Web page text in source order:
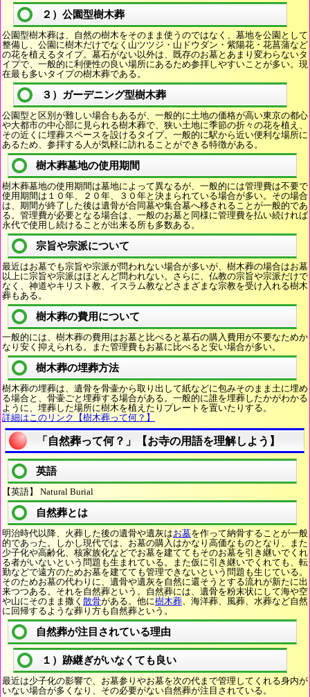
２）公園型樹木葬
公園型樹木葬は、自然の樹木をそのまま使うのではなく、墓地を公園として
整備し、公園に樹木だけでなく山ツツジ・山ドウダン・紫陽花・花菖蒲など
の花を植えるタイプ。墓石がない以外は、既存のお墓とあまり変わらないタ
イプで、一般的に利便性の良い場所にあるため参拝しやすいことが多い。現
在最も多いタイプの樹木葬である。
３）ガーデニング型樹木葬
公園型と区別が難しい場合もあるが、一般的に土地の価格が高い東京の都心
や大都市の中心部に見られる樹木葬で、狭い土地に季節の折々の花を植え、
その近くに埋葬スペースを設けるタイプ。一般的に駅から近い便利な場所に
あるため、参拝する人が気軽に訪れることができる特徴がある。
樹木葬墓地の使用期間
樹木葬墓地の使用期間は墓地によって異なるが、一般的には管理費は不要で
使用期間は１０年、２０年、３０年と決まられている場合が多い。その場合
は、期間が終了した後は遺骨が合同墓や集合墓へ移されることが一般的であ
る。管理費が必要となる場合は、一般のお墓と同様に管理費を払い続ければ
永代で使用し続けることが出来る所も多数ある。
宗旨や宗派について
最近はお墓でも宗旨や宗派が問われない場合が多いが、樹木葬の場合はお墓
以上に宗旨や宗派はほとんど問われない。さらに、仏教の宗旨や宗派だけで
なく、神道やキリスト教、イスラム教などさまざまな宗教を受け入れる樹木
葬もある。
樹木葬の費用について
一般的には、樹木葬の費用はお墓と比べると墓石の購入費用が不要なためか
なり安く抑えられる。また管理費もお墓に比べると安い場合が多い。
樹木葬の埋葬方法
樹木葬の埋葬は、遺骨を骨壷から取り出して紙などに包みそのまま土に埋め
る場合と、骨壷ごと埋葬する場合がある。一般的に誰を埋葬したかがわかる
ように、埋葬した場所に樹木を植えたりプレートを置いたりする。
詳細はこのリンク【樹木葬って何？】
「自然葬って何？」【お寺の用語を理解しよう】
英語
【英語】 Natural Burial
自然葬とは
明治時代以降、火葬した後の遺骨や遺灰はお墓を作って納骨することが一般
的であった。しかし現代では、お墓の購入はかなり高価なものとなり、また
少子化や高齢化、核家族化などでお墓を建ててもそのお墓を引き継いでくれ
る者がいないという問題も生まれている。また仮に引き継いでくれても、転
勤などで遠方のためお墓を建てても管理できないという問題も生じている。
そのためお墓の代わりに、遺骨や遺灰を自然に還そうとする流れが新たに出
来つつある。それを自然葬という。自然葬には、遺骨を粉末状にして海や空
や山にそのまま撒く 散骨がある。他に樹木葬、海洋葬、風葬、水葬など自然
に回帰するような葬り方も自然葬という。
自然葬が注目されている理由
１）跡継ぎがいなくても良い
最近は少子化の影響で、お墓参りやお墓を次の代まで管理してくれる身内が
いない場合が多くなり、その必要がない自然葬が注目されている。